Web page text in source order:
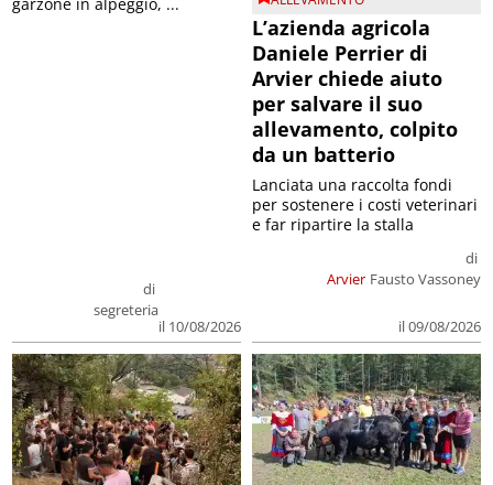
di
segreteria
il 10/08/2026
L’azienda agricola
Daniele Perrier di
Arvier chiede aiuto
per salvare il suo
allevamento, colpito
da un batterio
Arvier
di
Fausto Vassoney
il 09/08/2026
Lanciata una raccolta fondi
per sostenere i costi veterinari
e far ripartire la stalla